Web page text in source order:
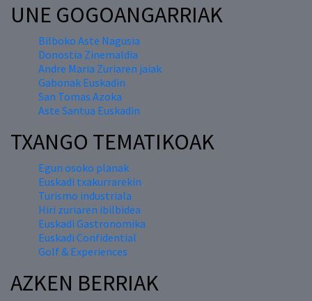
UNE GOGOANGARRIAK
Bilboko Aste Nagusia
Donostia Zinemaldia
Andre Maria Zuriaren jaiak
Gabonak Euskadin
San Tomas Azoka
Aste Santua Euskadin
TXANGO TEMATIKOAK
Egun osoko planak
Euskadi txakurrarekin
Turismo industriala
Hiri zuriaren ibilbidea
Euskadi Gastronomika
Euskadi Confidential
Golf & Experiences
AZKEN BERRIAK